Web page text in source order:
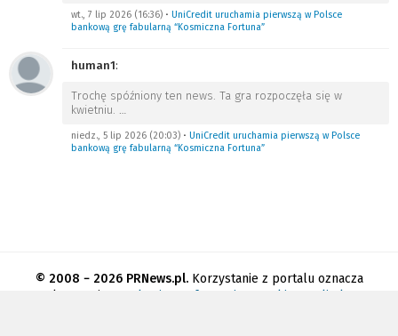
wt., 7 lip 2026 (16:36) • UniCredit uruchamia pierwszą w Polsce
bankową grę fabularną “Kosmiczna Fortuna”
human1:
Trochę spóźniony ten news. Ta gra rozpoczęła się w
kwietniu. …
niedz., 5 lip 2026 (20:03) • UniCredit uruchamia pierwszą w Polsce
bankową grę fabularną “Kosmiczna Fortuna”
© 2008 − 2026 PRNews.pl.Korzystanie z portalu oznacza
akceptację
regulaminu Informacja o cookies
Polityka